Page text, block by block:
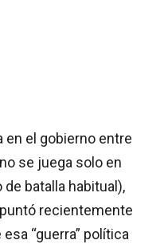
en el gobierno entre
se juega solo en
batalla habitual),
recientemente
“guerra” política